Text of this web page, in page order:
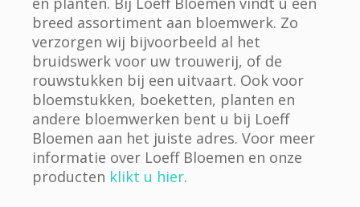
breed assortiment aan bloemwerk. Zo
verzorgen wij bijvoorbeeld al het
bruidswerk voor uw trouwerij, of de
rouwstukken bij een uitvaart. Ook voor
bloemstukken, boeketten, planten en
andere bloemwerken bent u bij Loeff
Bloemen aan het juiste adres. Voor meer
informatie over Loeff Bloemen en onze
producten klikt u hier.